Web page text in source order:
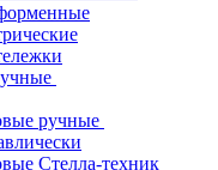
ручные
Стелла-техник